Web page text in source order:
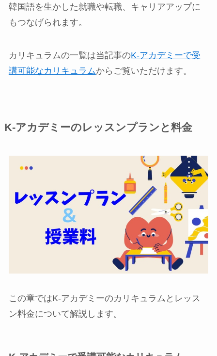
韓国語を生かした就職や転職、キャリアアップに
もつなげられます。
カリキュラムの一覧は当記事のK-アカデミーで受
講可能なカリキュラムからご覧いただけます。
K-アカデミーのレッスンプランと料金
この章ではK-アカデミーのカリキュラムとレッス
ン料金について解説します。